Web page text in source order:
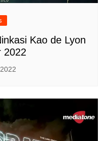
Kao de Lyon
2022